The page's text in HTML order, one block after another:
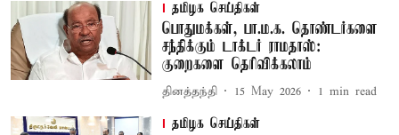
தமிழக செய்திகள்
பொதுமக்கள், பா.ம.க. தொண்டர்களை
சந்திக்கும் டாக்டர் ராமதாஸ்:
குறைகளை தெரிவிக்கலாம்
தினத்தந்தி 15 May 2026 1 min read
தமிழக செய்திகள்